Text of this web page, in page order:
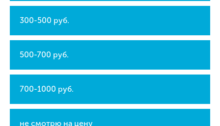
300-500 руб.
500-700 руб.
700-1000 руб.
не смотрю на цену